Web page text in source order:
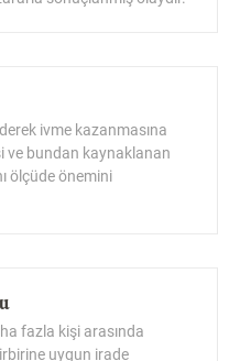
ivme kazanmasına
ve bundan kaynaklanan
ölçüde önemini
fazla kişi arasında
uygun irade